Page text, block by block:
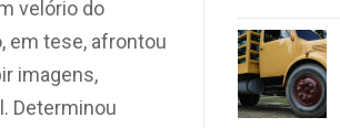
velório do
em tese, afrontou
imagens,
Determinou